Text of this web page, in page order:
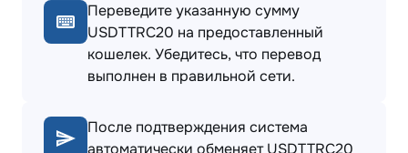
Переведите указанную сумму
USDTTRC20 на предоставленный
кошелек. Убедитесь, что перевод
выполнен в правильной сети.
После подтверждения система
автоматически обменяет USDTTRC20